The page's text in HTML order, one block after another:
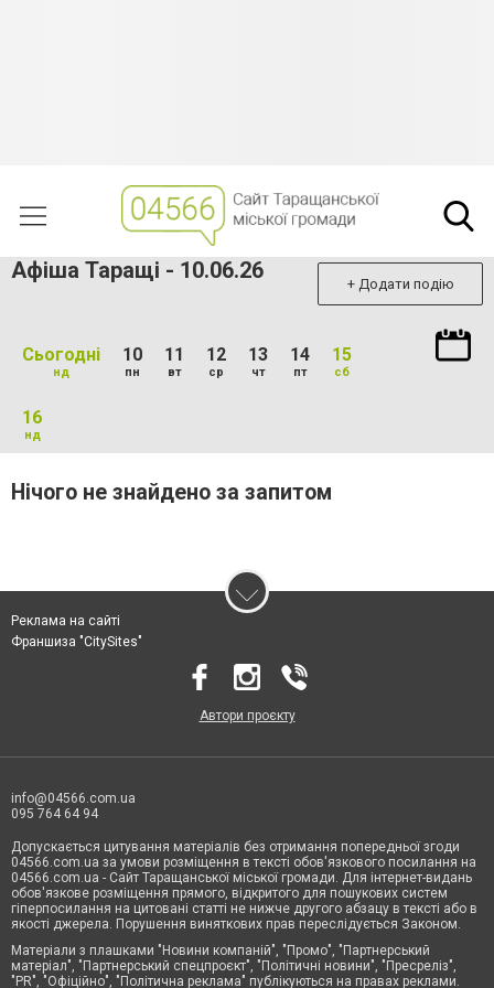
Афіша Таращі - 10.06.26 + Додати подію
Сьогодні
нд
10
пн
11
вт
12
ср
13
чт
14
пт
15
сб
16
нд
Нічого не знайдено за запитом
Реклама на сайті
Франшиза "CitySites"
Автори проєкту
info@04566.com.ua
095 764 64 94
Допускається цитування матеріалів без отримання попередньої згоди
04566.com.ua за умови розміщення в тексті обов'язкового посилання на
04566.com.ua - Cайт Таращанської міської громади. Для інтернет-видань
обов'язкове розміщення прямого, відкритого для пошукових систем
гіперпосилання на цитовані статті не нижче другого абзацу в тексті або в
якості джерела. Порушення виняткових прав переслідується Законом.
Матеріали з плашками "Новини компаній", "Промо", "Партнерський
матеріал", "Партнерський спецпроєкт", "Політичні новини", "Пресреліз",
"PR", "Офіційно", "Політична реклама" публікуються на правах реклами.